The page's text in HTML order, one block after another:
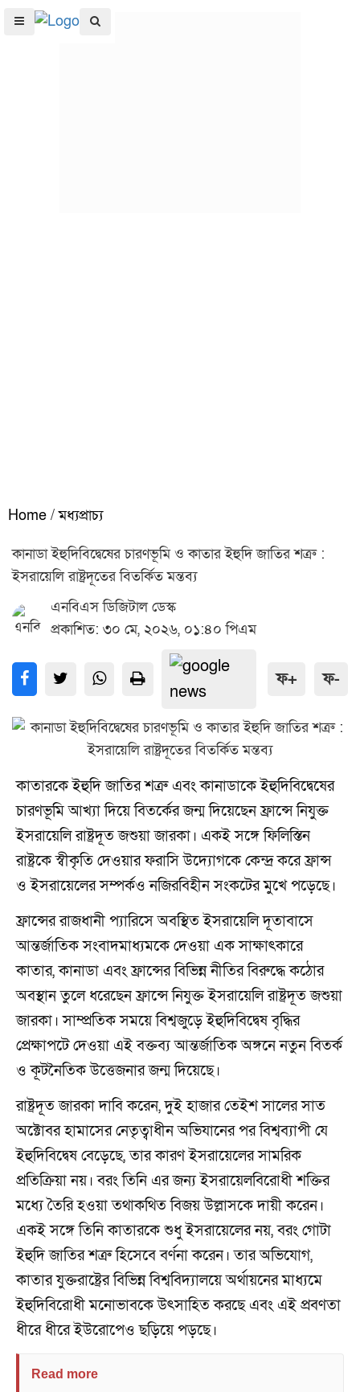
Home / মধ্যপ্রাচ্য
কানাডা ইহুদিবিদ্বেষের চারণভূমি ও কাতার ইহুদি জাতির শত্রু :
ইসরায়েলি রাষ্ট্রদূতের বিতর্কিত মন্তব্য
এনবিএস ডিজিটাল ডেস্ক
প্রকাশিত: ৩০ মে, ২০২৬, ০১:৪০ পিএম
ফ+ ফ-
কাতারকে ইহুদি জাতির শত্রু এবং কানাডাকে ইহুদিবিদ্বেষের
চারণভূমি আখ্যা দিয়ে বিতর্কের জন্ম দিয়েছেন ফ্রান্সে নিযুক্ত
ইসরায়েলি রাষ্ট্রদূত জশুয়া জারকা। একই সঙ্গে ফিলিস্তিন
রাষ্ট্রকে স্বীকৃতি দেওয়ার ফরাসি উদ্যোগকে কেন্দ্র করে ফ্রান্স
ও ইসরায়েলের সম্পর্কও নজিরবিহীন সংকটের মুখে পড়েছে।
ফ্রান্সের রাজধানী প্যারিসে অবস্থিত ইসরায়েলি দূতাবাসে
আন্তর্জাতিক সংবাদমাধ্যমকে দেওয়া এক সাক্ষাৎকারে
কাতার, কানাডা এবং ফ্রান্সের বিভিন্ন নীতির বিরুদ্ধে কঠোর
অবস্থান তুলে ধরেছেন ফ্রান্সে নিযুক্ত ইসরায়েলি রাষ্ট্রদূত জশুয়া
জারকা। সাম্প্রতিক সময়ে বিশ্বজুড়ে ইহুদিবিদ্বেষ বৃদ্ধির
প্রেক্ষাপটে দেওয়া এই বক্তব্য আন্তর্জাতিক অঙ্গনে নতুন বিতর্ক
ও কূটনৈতিক উত্তেজনার জন্ম দিয়েছে।
রাষ্ট্রদূত জারকা দাবি করেন, দুই হাজার তেইশ সালের সাত
অক্টোবর হামাসের নেতৃত্বাধীন অভিযানের পর বিশ্বব্যাপী যে
ইহুদিবিদ্বেষ বেড়েছে, তার কারণ ইসরায়েলের সামরিক
প্রতিক্রিয়া নয়। বরং তিনি এর জন্য ইসরায়েলবিরোধী শক্তির
মধ্যে তৈরি হওয়া তথাকথিত বিজয় উল্লাসকে দায়ী করেন।
একই সঙ্গে তিনি কাতারকে শুধু ইসরায়েলের নয়, বরং গোটা
ইহুদি জাতির শত্রু হিসেবে বর্ণনা করেন। তার অভিযোগ,
কাতার যুক্তরাষ্ট্রের বিভিন্ন বিশ্ববিদ্যালয়ে অর্থায়নের মাধ্যমে
ইহুদিবিরোধী মনোভাবকে উৎসাহিত করছে এবং এই প্রবণতা
ধীরে ধীরে ইউরোপেও ছড়িয়ে পড়ছে।
Read more